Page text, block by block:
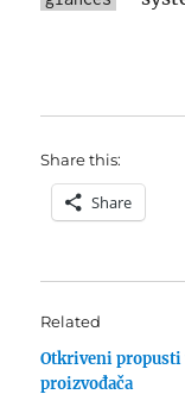
Share this:
Share
Related
Otkriveni
proizvođača